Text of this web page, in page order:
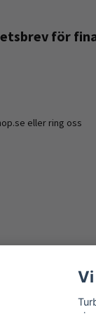
för
eller ring oss